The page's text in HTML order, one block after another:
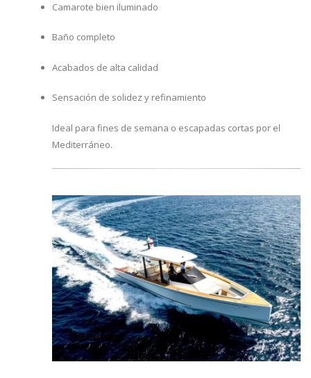
Camarote bien iluminado
Baño completo
Acabados de alta calidad
Sensación de solidez y refinamiento
Ideal para fines de semana o escapadas cortas por el
Mediterráneo.